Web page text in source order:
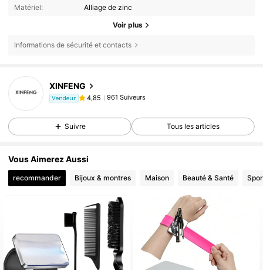
Matériel: Alliage de zinc
Voir plus
Informations de sécurité et contacts
XINFENG
Vendeur 4,85 961 Suiveurs
Suivre Tous les articles
Vous Aimerez Aussi
recommander Bijoux & montres Maison Beauté & Santé